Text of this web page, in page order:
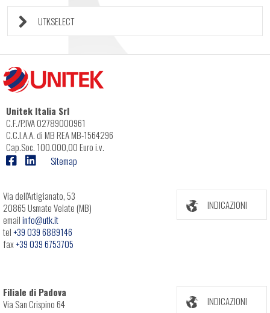
UTKSELECT
Unitek Italia Srl
C.F./P.IVA 02789000961
C.C.I.A.A. di MB REA MB-1564296
Cap.Soc. 100.000,00 Euro i.v.
Sitemap
Via dell'Artigianato, 53
20865 Usmate Velate (MB)
emailinfo@utk.it
tel+39 039 6889146
fax+39 039 6753705
INDICAZIONI
Filiale di Padova
Via San Crispino 64
INDICAZIONI